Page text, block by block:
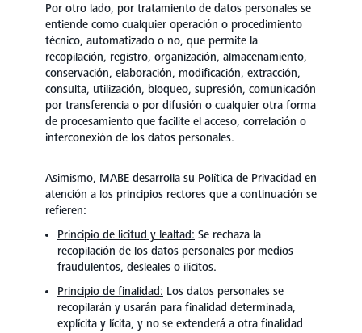
Por otro lado, por tratamiento de datos personales se
entiende como cualquier operación o procedimiento
técnico, automatizado o no, que permite la
recopilación, registro, organización, almacenamiento,
conservación, elaboración, modificación, extracción,
consulta, utilización, bloqueo, supresión, comunicación
por transferencia o por difusión o cualquier otra forma
de procesamiento que facilite el acceso, correlación o
interconexión de los datos personales.
Asimismo, MABE desarrolla su Política de Privacidad en
atención a los principios rectores que a continuación se
refieren:
Principio de licitud y lealtad: Se rechaza la
recopilación de los datos personales por medios
fraudulentos, desleales o ilícitos.
Principio de finalidad: Los datos personales se
recopilarán y usarán para finalidad determinada,
explícita y lícita, y no se extenderá a otra finalidad